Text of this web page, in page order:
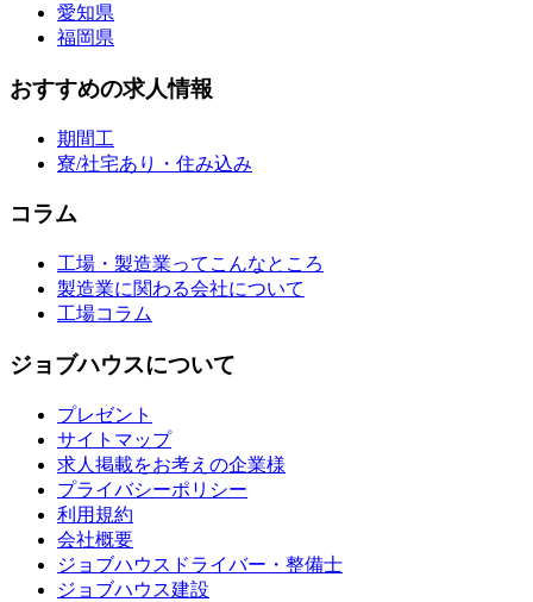
愛知県
福岡県
おすすめの求人情報
期間工
寮/社宅あり・住み込み
コラム
工場・製造業ってこんなところ
製造業に関わる会社について
工場コラム
ジョブハウスについて
プレゼント
サイトマップ
求人掲載をお考えの企業様
プライバシーポリシー
利用規約
会社概要
ジョブハウスドライバー・整備士
ジョブハウス建設